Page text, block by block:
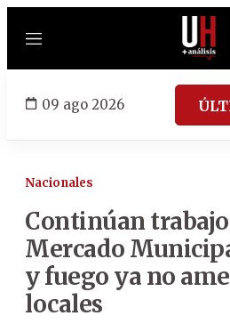
Menú
09 ago 2026
Nacionales
Continúan
Mercado
y fuego ya no
locales